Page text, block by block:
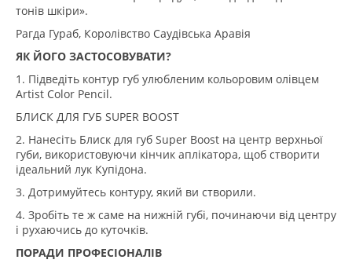
тонів шкіри».
Рагда Гураб, Королівство Саудівська Аравія
ЯК ЙОГО ЗАСТОСОВУВАТИ?
1. Підведіть контур губ улюбленим кольоровим олівцем
Artist Color Pencil.
БЛИСК ДЛЯ ГУБ SUPER BOOST
2. Нанесіть Блиск для губ Super Boost на центр верхньої
губи, використовуючи кінчик аплікатора, щоб створити
ідеальний лук Купідона.
3. Дотримуйтесь контуру, який ви створили.
4. Зробіть те ж саме на нижній губі, починаючи від центру
і рухаючись до куточків.
ПОРАДИ ПРОФЕСІОНАЛІВ